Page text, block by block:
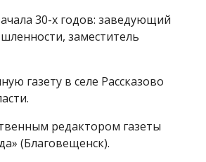
30-х годов: заведующий
заместитель
газету в селе Рассказово
редактором газеты
(Благовещенск).